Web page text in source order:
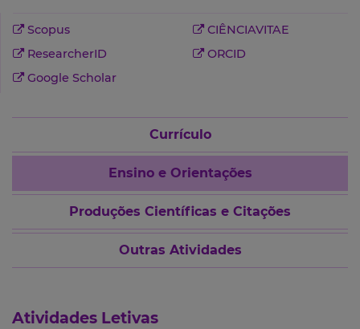
Scopus
CIÊNCIAVITAE
ResearcherID
ORCID
Google Scholar
Currículo
Ensino e Orientações
Produções Científicas e Citações
Outras Atividades
Atividades Letivas